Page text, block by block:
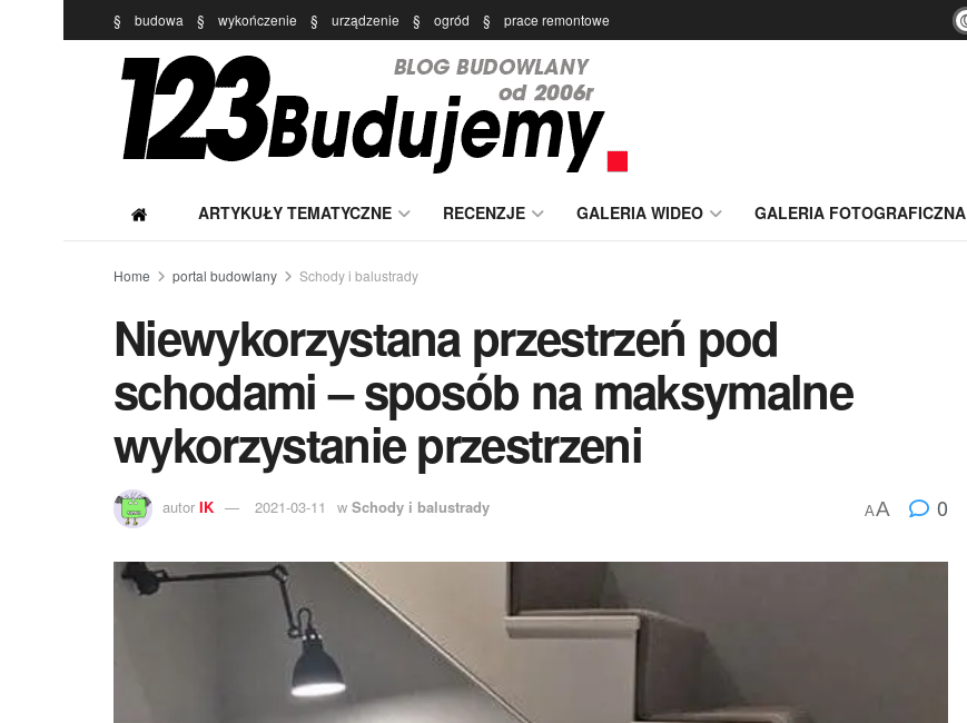
§ budowa § wykończenie § urządzenie § ogród § prace remontowe
ARTYKUŁY TEMATYCZNE RECENZJE GALERIA WIDEO GALERIA FOTOGRAFICZNA
Home portal budowlany Schody i balustrady
Niewykorzystana przestrzeń pod
schodami – sposób na maksymalne
wykorzystanie przestrzeni
autor IK 2021-03-11 w Schody i balustrady AA 0